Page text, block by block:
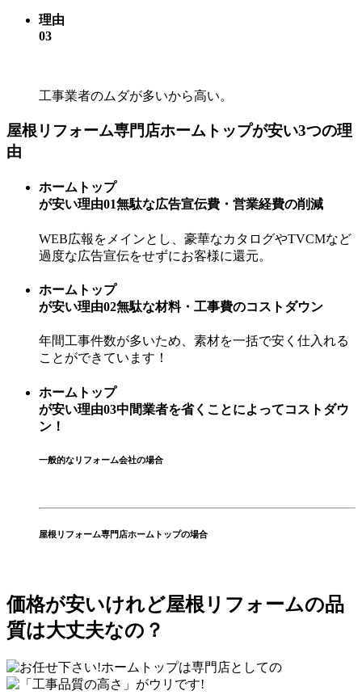
理由
03
工事業者のムダが多いから高い。
屋根リフォーム専門店ホームトップが安い3つの理
由
ホームトップ
が安い理由01無駄な広告宣伝費・営業経費の削減
WEB広報をメインとし、豪華なカタログやTVCMなど
過度な広告宣伝をせずにお客様に還元。
ホームトップ
が安い理由02無駄な材料・工事費のコストダウン
年間工事件数が多いため、素材を一括で安く仕入れる
ことができています！
ホームトップ
が安い理由03中間業者を省くことによってコストダウ
ン！
一般的なリフォーム会社の場合
屋根リフォーム専門店ホームトップの場合
価格が安いけれど屋根リフォームの品
質は大丈夫なの？
ホームトップは専門店としての